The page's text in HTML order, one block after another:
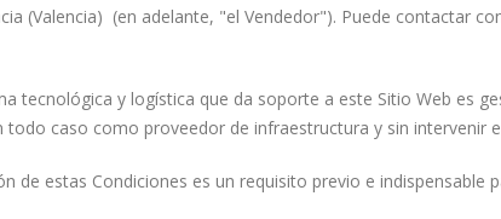
(Valencia) (en adelante, "el Vendedor"). Puede contactar
tecnológica y logística que da soporte a este Sitio Web es
todo caso como proveedor de infraestructura y sin intervenir
de estas Condiciones es un requisito previo e indispensable